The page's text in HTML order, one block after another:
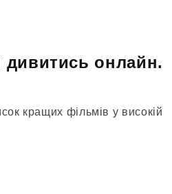
дивитись онлайн.
кращих фільмів у високій